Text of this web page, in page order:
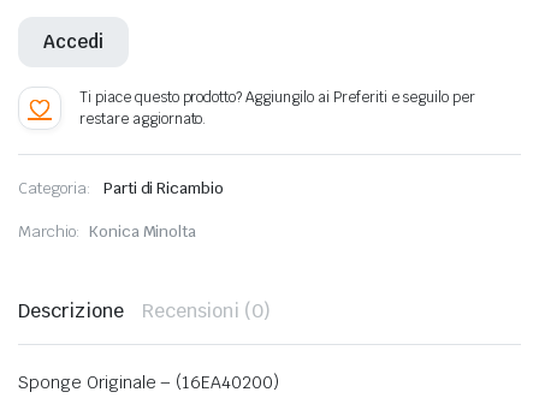
Accedi
Categoria: Parti di Ricambio
Marchio: Konica Minolta
Descrizione Recensioni (0)
Sponge Originale – (16EA40200)